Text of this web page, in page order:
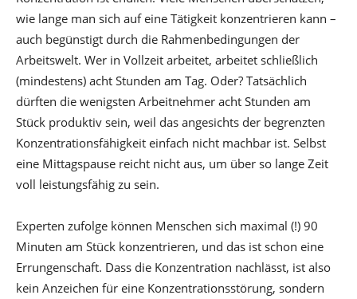
wie lange man sich auf eine Tätigkeit konzentrieren kann –
auch begünstigt durch die Rahmenbedingungen der
Arbeitswelt. Wer in Vollzeit arbeitet, arbeitet schließlich
(mindestens) acht Stunden am Tag. Oder? Tatsächlich
dürften die wenigsten Arbeitnehmer acht Stunden am
Stück produktiv sein, weil das angesichts der begrenzten
Konzentrationsfähigkeit einfach nicht machbar ist. Selbst
eine Mittagspause reicht nicht aus, um über so lange Zeit
voll leistungsfähig zu sein.
Experten zufolge können Menschen sich maximal (!) 90
Minuten am Stück konzentrieren, und das ist schon eine
Errungenschaft. Dass die Konzentration nachlässt, ist also
kein Anzeichen für eine Konzentrationsstörung, sondern